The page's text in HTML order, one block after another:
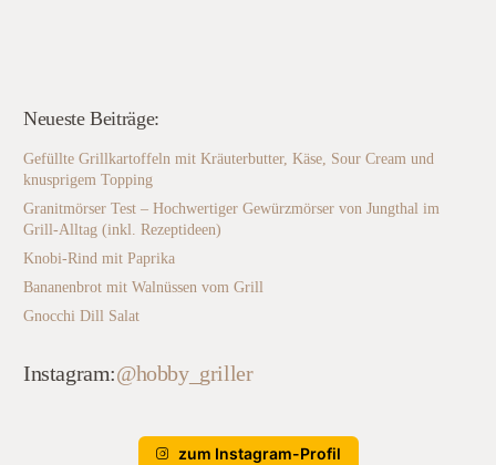
Neueste Beiträge:
Gefüllte Grillkartoffeln mit Kräuterbutter, Käse, Sour Cream und
knusprigem Topping
Granitmörser Test – Hochwertiger Gewürzmörser von Jungthal im
Grill-Alltag (inkl. Rezeptideen)
Knobi-Rind mit Paprika
Bananenbrot mit Walnüssen vom Grill
Gnocchi Dill Salat
Instagram:@hobby_griller
zum Instagram-Profil